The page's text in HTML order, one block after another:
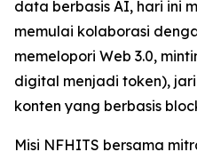
data berbasis AI, hari ini
memulai kolaborasi
memelopori Web 3.0,
digital menjadi token),
konten yang berbasis
Misi NFHITS bersama